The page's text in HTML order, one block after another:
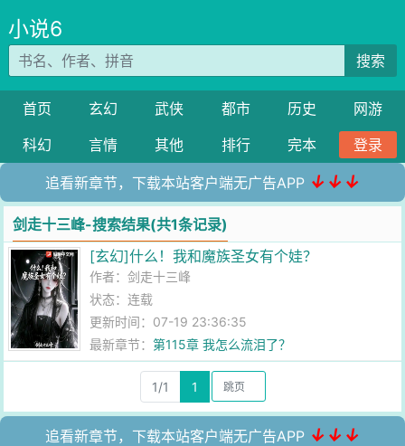
小说6
搜索
首页 玄幻 武侠 都市 历史
网游
科幻
言情 其他 排行 完本 登录
追看新章节，下载本站客户端无广告APP ↓↓↓
剑走十三峰-搜索结果(共1条记录)
[玄幻]什么！我和魔族圣女有个娃？
作者：剑走十三峰
状态：连载
更新时间：07-19 23:36:35
最新章节：第115章 我怎么流泪了？
1/1 1
追看新章节，下载本站客户端无广告APP ↓↓↓